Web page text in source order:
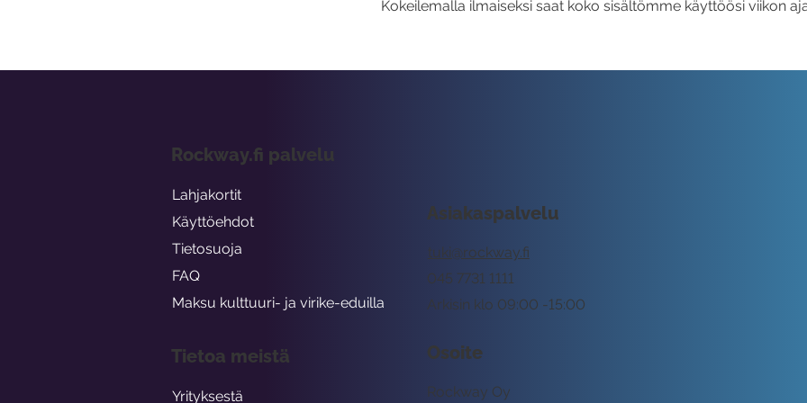
Kokeilemalla ilmaiseksi saat koko sisältömme käyttöösi viikon
Asiakaspalvelu
tuki@rockway.fi
Arkisin klo 09:00 -15:00
045 7731 1111
Osoite
Rockway Oy
Rockway.fi palvelu
Lahjakortit
Käyttöehdot
Tietosuoja
FAQ
Maksu kulttuuri- ja virike-eduilla
Tietoa meistä
Yrityksestä